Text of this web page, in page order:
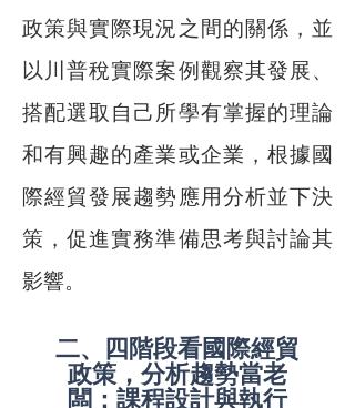
政策與實際現況之間的關係，並
以川普稅實際案例觀察其發展、
搭配選取自己所學有掌握的理論
和有興趣的產業或企業，根據國
際經貿發展趨勢應用分析並下決
策，促進實務準備思考與討論其
影響。
二、四階段看國際經貿
政策，分析趨勢當老
闆：課程設計與執行